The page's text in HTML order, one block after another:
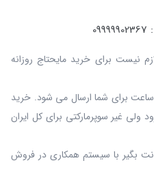
نیست برای خرید مایحتاج روزانه
ساعت برای شما ارسال می شود. خرید
ولی غیر سوپرمارکتی برای کل ایران
بگیر با سیستم همکاری در فروش